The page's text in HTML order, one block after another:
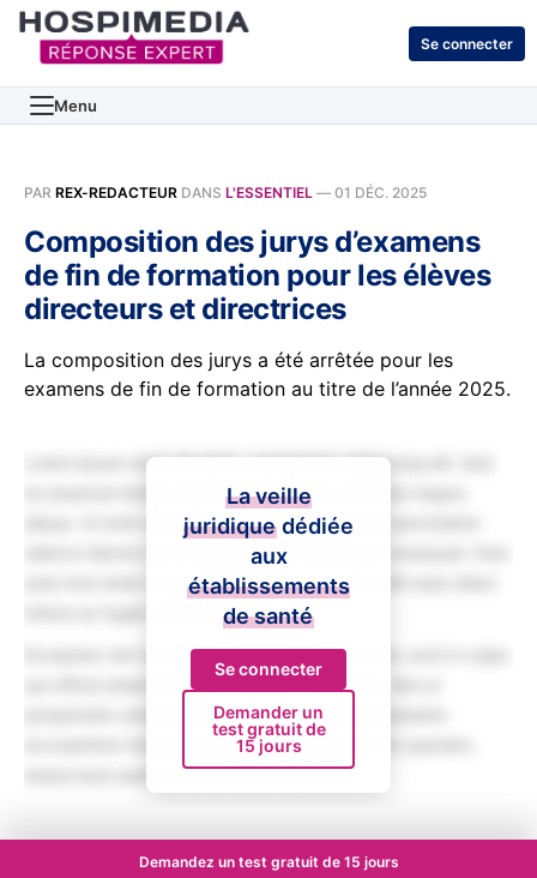
Se connecter
Menu
PAR REX-REDACTEUR DANS L'ESSENTIEL — 01 DÉC. 2025
Composition des jurys d’examens
de fin de formation pour les élèves
directeurs et directrices
La composition des jurys a été arrêtée pour les
examens de fin de formation au titre de l’année 2025.
Lorem ipsum dolor sit amet, consectetur adipiscing elit. Sed
do eiusmod tempor incididunt ut labore et dolore magna
aliqua. Ut enim ad minim veniam, quis nostrud exercitation
ullamco laboris nisi ut aliquip ex ea commodo consequat. Duis
aute irure dolor in reprehenderit in voluptate velit esse cillum
dolore eu fugiat nulla pariatur.
Excepteur sint occaecat cupidatat non proident, sunt in culpa
qui officia deserunt mollit anim id est laborum. Sed ut
perspiciatis unde omnis iste natus error sit voluptatem
accusantium doloremque laudantium, totam rem aperiam,
eaque ipsa quae ab illo inventore veritatis.
La veille
juridique dédiée
aux
établissements
de santé
Se connecter
Demander un
test gratuit de
15 jours
Demandez un test gratuit de 15 jours